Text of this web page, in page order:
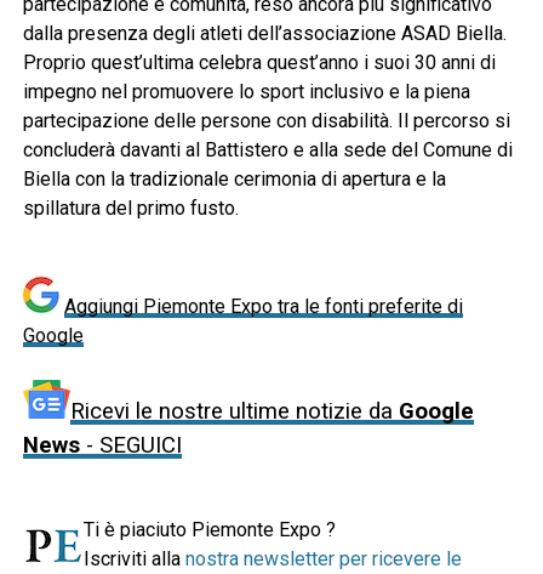
dalla presenza degli atleti dell’associazione ASAD Biella.
Proprio quest’ultima celebra quest’anno i suoi 30 anni di
impegno nel promuovere lo sport inclusivo e la piena
partecipazione delle persone con disabilità. Il percorso si
concluderà davanti al Battistero e alla sede del Comune di
Biella con la tradizionale cerimonia di apertura e la
spillatura del primo fusto.
Aggiungi Piemonte Expo tra le fonti preferite di
Google
Ricevi le nostre ultime notizie da Google
News- SEGUICI
Ti è piaciuto Piemonte Expo ?
Iscriviti alla nostra newsletter per ricevere le